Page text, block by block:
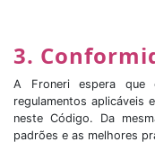
3.
A Froneri espera que
regulamentos aplicáveis
neste Código. Da
padrões e as melhores